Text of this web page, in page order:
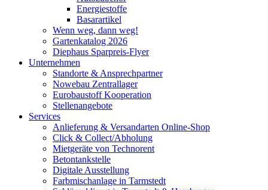
Energiestoffe
Basarartikel
Wenn weg, dann weg!
Gartenkatalog 2026
Diephaus Sparpreis-Flyer
Unternehmen
Standorte & Ansprechpartner
Nowebau Zentrallager
Eurobaustoff Kooperation
Stellenangebote
Services
Anlieferung & Versandarten Online-Shop
Click & Collect/Abholung
Mietgeräte von Technorent
Betontankstelle
Digitale Ausstellung
Farbmischanlage in Tarmstedt